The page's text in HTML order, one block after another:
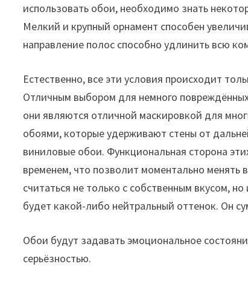
использовать обои, необходимо знать
Мелкий и крупный орнамент способен
направление полос способно удлинить всю
Естественно, все эти условия происходит
Отличным выбором для немного
они являются отличной маскировкой для
обоями, которые удерживают стены от
виниловые обои. Функциональная сторона
временем, что позволит моментально
считаться не только с собственным вкусом,
будет какой-либо нейтральный оттенок. Он
Обои будут задавать эмоциональное
серьёзностью.